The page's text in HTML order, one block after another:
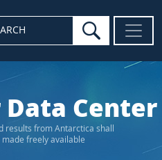
search
Data Center
results from Antarctica shall
made freely available